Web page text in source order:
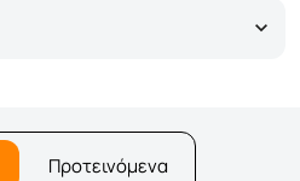
Προτεινόμενα